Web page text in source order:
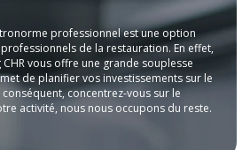
professionnel est une option
de la restauration. En effet,
vous offre une grande souplesse
de planifier vos investissements sur le
concentrez-vous sur le
activité, nous nous occupons du reste.